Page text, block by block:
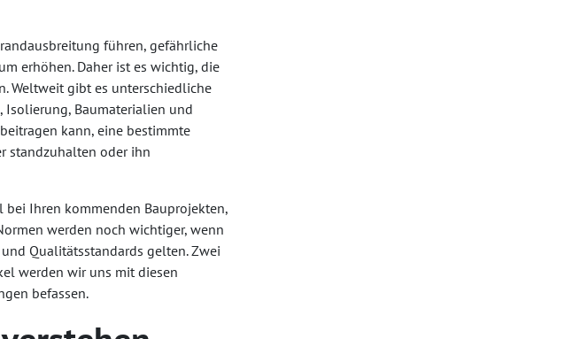
führen, gefährliche
erhöhen. Daher ist es wichtig, die
Weltweit gibt es unterschiedliche
Baumaterialien und
kann, eine bestimmte
standzuhalten oder ihn
bei Ihren kommenden Bauprojekten,
werden noch wichtiger, wenn
Qualitätsstandards gelten. Zwei
werden wir uns mit diesen
befassen.